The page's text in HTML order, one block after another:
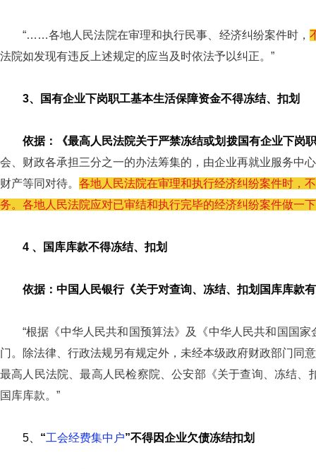
“……各地人民法院在审理和执行民事、经济纠纷案件时，
法院如发现有违反上述规定的应当及时依法予以纠正。”
3、国有企业下岗职工基本生活保障资金不得冻结、扣划
依据：《最高人民法院关于严禁冻结或划拨国有企业下岗
会、财政各承担三分之一的办法筹集的，由企业再就业服务中
财产等同对待。 各地人民法院在审理和执行经济纠纷案件时，
务。各地人民法院应对已审结和执行完毕的经济纠纷案件做一
4 、国库库款不得冻结、扣划
依据：中国人民银行《关于对查询、冻结、扣划国库库款
“根据《中华人民共和国预算法》及《中华人民共和国国
门。除法律、行政法规另有规定外，未经本级政府财政部门同
最高人民法院、最高人民检察院、公安部《关于查询、冻结
国库库款。”
5、 “工会经费集中户”不得因企业欠债冻结扣划